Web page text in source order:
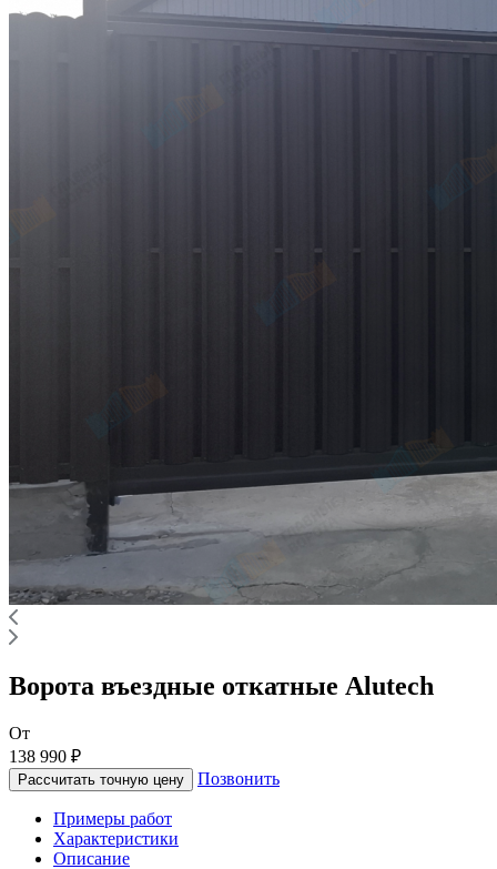
Ворота въездные откатные Alutech
От
138 990 ₽
Рассчитать точную цену Позвонить
Примеры работ
Характеристики
Описание